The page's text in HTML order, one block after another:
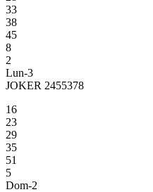
33
38
45
8
2
Lun-3
JOKER 2455378
16
23
29
35
51
5
Dom-2